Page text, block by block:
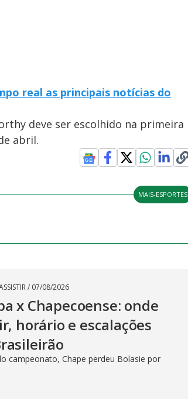
real as principais notícias do
deve ser escolhido na primeira
abril.
MAIS-ESPORTES
/ 07/08/2026
x Chapecoense: onde
horário e escalações
campeonato, Chape perdeu Bolasie por